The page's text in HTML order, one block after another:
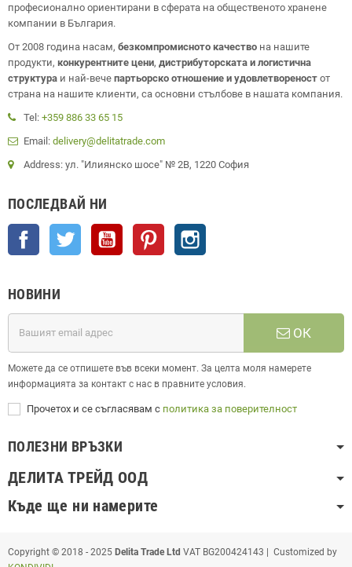
професионално ориентирани в сферата на общественото хранене
компании в България.
От 2008 година насам, безкомпромисното качество на нашите
продукти, конкурентните цени, дистрибуторската и логистична
структура и най-вече партьорско отношение и удовлетвореност от
страна на нашите клиенти, са основни стълбове в нашата компания.
Tel: +359 886 33 65 15
Email: delivery@delitatrade.com
Address: ул. "Илиянско шосе" № 2В, 1220 София
ПОСЛЕДВАЙ НИ
Facebook Twitter YouTube Pinterest
НОВИНИ
ОК
Можете да се отпишете във всеки момент. За целта моля намерете
информацията за контакт с нас в правните условия.
Прочетох и се съгласявам с политика за поверителност
ПОЛЕЗНИ ВРЪЗКИ
ДЕЛИТА ТРЕЙД ООД
Къде ще ни намерите
Copyright © 2018 - 2025 Delita Trade Ltd VAT BG200424143 | Customized by